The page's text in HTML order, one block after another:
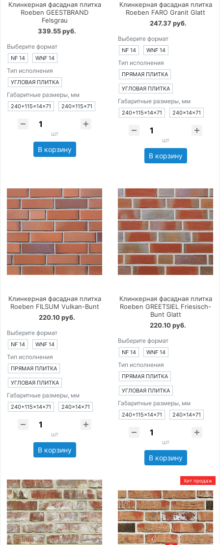
Клинкерная фасадная плитка
Roeben GEESTBRAND
Felsgrau
339.55 руб.
Выберите формат
NF 14 WNF 14
Тип исполнения
УГЛОВАЯ ПЛИТКА
Габаритные размеры, мм
240+115×14×71 240×115×71
шт
В корзину
Клинкерная фасадная плитка
Roeben FARO Granit Glatt
247.37 руб.
Выберите формат
NF 14 WNF 14
Тип исполнения
ПРЯМАЯ ПЛИТКА
УГЛОВАЯ ПЛИТКА
Габаритные размеры, мм
240+115×14×71 240×14×71
шт
В корзину
Клинкерная фасадная плитка
Roeben FILSUM Vulkan-Bunt
220.10 руб.
Выберите формат
NF 14 WNF 14
Тип исполнения
ПРЯМАЯ ПЛИТКА
УГЛОВАЯ ПЛИТКА
Габаритные размеры, мм
240+115×14×71 240×14×71
шт
В корзину
Клинкерная фасадная плитка
Roeben GREETSIEL Friesisch-
Bunt Glatt
220.10 руб.
Выберите формат
NF 14 WNF 14
Тип исполнения
ПРЯМАЯ ПЛИТКА
УГЛОВАЯ ПЛИТКА
Габаритные размеры, мм
240+115×14×71 240×14×71
шт
В корзину
Хит продаж